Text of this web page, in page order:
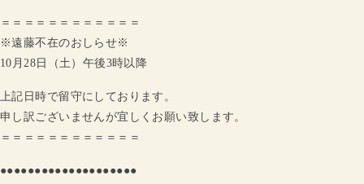
＝＝＝＝＝＝＝＝＝＝＝＝
※遠藤不在のおしらせ※
10月28日（土）午後3時以降
上記日時で留守にしております。
申し訳ございませんが宜しくお願い致します。
＝＝＝＝＝＝＝＝＝＝＝＝
●●●●●●●●●●●●●●●●●●●●